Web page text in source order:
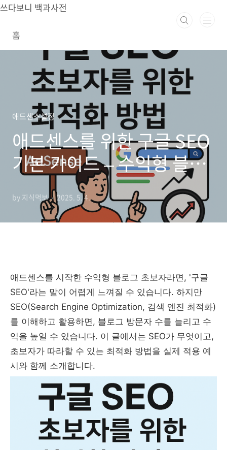
본문 바로가기
쓰다보니 백과사전
홈
애드센스설정
애드센스를 위한 구글 SEO
기본 가이드 – 수익형 블로
그의 첫걸음
by 지식먹보 2025. 5. 4.
애드센스를 시작한 수익형 블로그 초보자라면, '구글
SEO'라는 말이 어렵게 느껴질 수 있습니다. 하지만
SEO(Search Engine Optimization, 검색 엔진 최적화)
를 이해하고 활용하면, 블로그 방문자 수를 늘리고 수
익을 높일 수 있습니다. 이 글에서는 SEO가 무엇이고,
초보자가 따라할 수 있는 최적화 방법을 실제 적용 예
시와 함께 소개합니다.